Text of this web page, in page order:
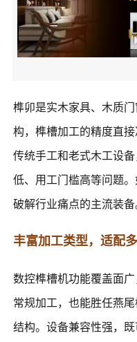
榫卯是实木家具、木质
构，榫槽加工的精度直
传统手工和老式木工设
低、用工门槛高等问题
破解行业痛点的主流装备
丰富加工类型，适配
数控榫槽机功能覆盖面
常规加工，也能胜任燕
结构。设备兼容性强，